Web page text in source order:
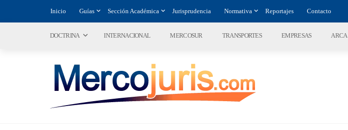
Inicio Guías Sección Académica Jurisprudencia Normativa Reportajes Contacto
DOCTRINA INTERNACIONAL MERCOSUR TRANSPORTES EMPRESAS ARCA